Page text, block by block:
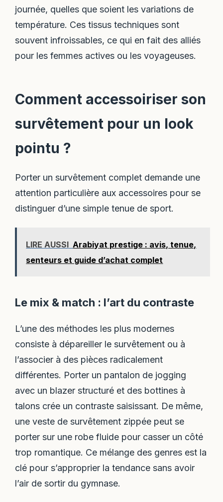
journée, quelles que soient les variations de
température. Ces tissus techniques sont
souvent infroissables, ce qui en fait des alliés
pour les femmes actives ou les voyageuses.
Comment accessoiriser son
survêtement pour un look
pointu ?
Porter un survêtement complet demande une
attention particulière aux accessoires pour se
distinguer d’une simple tenue de sport.
LIRE AUSSI Arabiyat prestige : avis, tenue,
senteurs et guide d’achat complet
Le mix & match : l’art du contraste
L’une des méthodes les plus modernes
consiste à dépareiller le survêtement ou à
l’associer à des pièces radicalement
différentes. Porter un pantalon de jogging
avec un blazer structuré et des bottines à
talons crée un contraste saisissant. De même,
une veste de survêtement zippée peut se
porter sur une robe fluide pour casser un côté
trop romantique. Ce mélange des genres est la
clé pour s’approprier la tendance sans avoir
l’air de sortir du gymnase.